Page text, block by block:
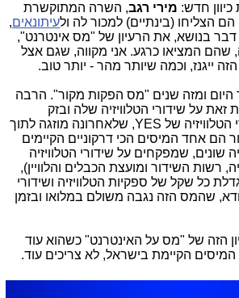
חדש: מירי רגב, השרה המתוקשרת
הם הצליחו (בינתיים) למכור לה ולעיתונאים,
בנושא, את הרעיון של "מס אינטרנט",
שהם המציאו כרגע. אני מקווה, שגם אצל
ייגנז, וכמה שיותר מהר - יותר טוב.
היום ומזה שנים "מס הפקות מקור". הרבה
על שידורי הטלוויזיה שלה ובזק
משלמת זאת על שידורי הטלוויזיה של YES, שלאחרונה מוזגה לתוך
הם אחד המיסים הכי דרקוניים הקיימים
רגולציה שונים, שמפקחים על שידורי הטלוויזיה
רשות השידור ומועצת הכבלים והלוויין),
כל שקל של ספקיות הטלוויזיה ושידורי
שהמס הזה נגבה משולם במלואו ובזמן
הזה של "מס על האינטרנט" כשהוא עוד
המיסים הקיימת בישראל, לא צריכים עוד.